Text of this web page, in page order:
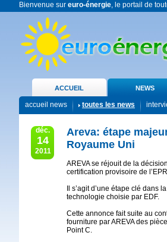
Bienvenue sur euro-énergie, le portail de
ACCUEIL NEWS
accueil news toutes les news
déc.
14
2011
Areva: étape
Royaume Uni
AREVA se réjouit de la
certification provisoire de
Il s’agit d’une étape clé
technologie choisie par EDF.
Cette annonce fait suite au
fourniture par AREVA des
Point C.